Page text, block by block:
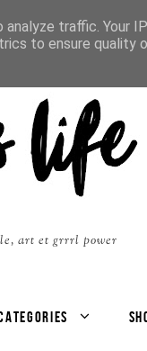
art et grrrl power
traffic. Your
to ensure quality